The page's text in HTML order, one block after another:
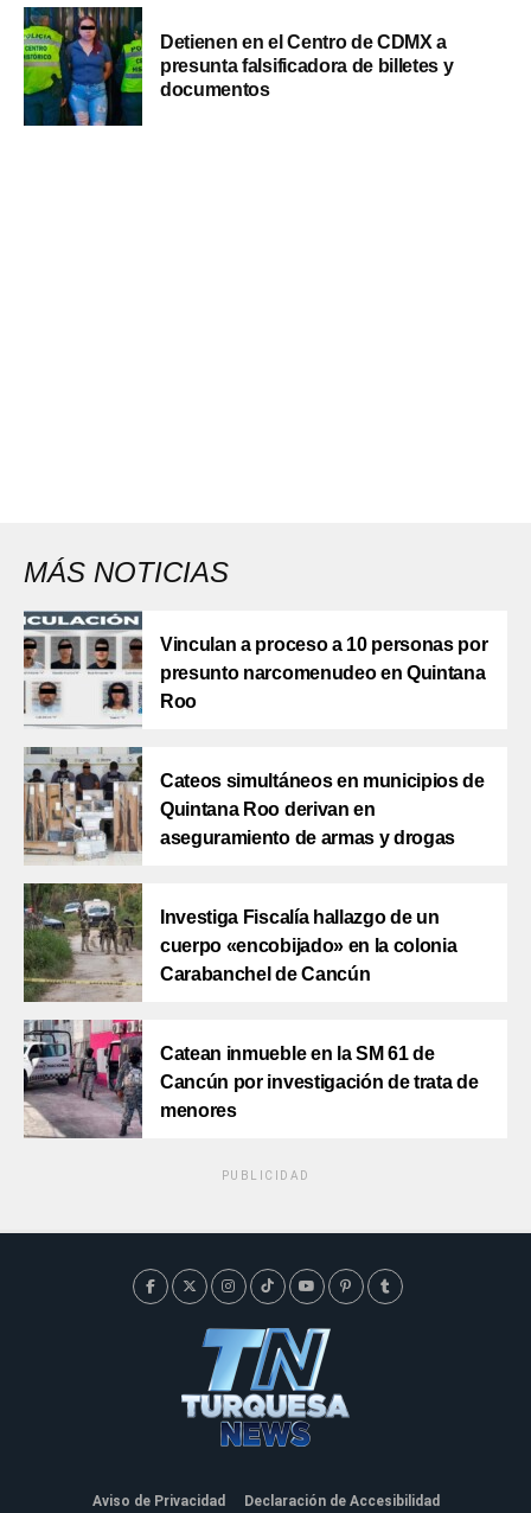
Detienen en el Centro de CDMX a
presunta falsificadora de billetes y
documentos
MÁS NOTICIAS
Vinculan a proceso a 10 personas por
presunto narcomenudeo en Quintana
Roo
Cateos simultáneos en municipios de
Quintana Roo derivan en
aseguramiento de armas y drogas
Investiga Fiscalía hallazgo de un
cuerpo «encobijado» en la colonia
Carabanchel de Cancún
Catean inmueble en la SM 61 de
Cancún por investigación de trata de
menores
PUBLICIDAD
Aviso de Privacidad Declaración de Accesibilidad